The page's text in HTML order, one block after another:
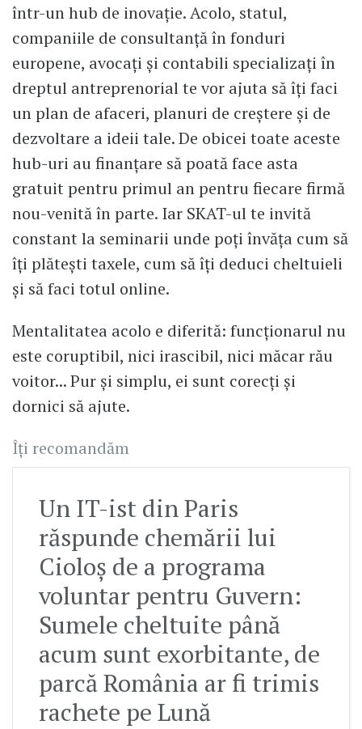
într-un hub de inovație. Acolo, statul,
companiile de consultanță în fonduri
europene, avocați și contabili specializaţi în
dreptul antreprenorial te vor ajuta să îți faci
un plan de afaceri, planuri de creștere și de
dezvoltare a ideii tale. De obicei toate aceste
hub-uri au finanțare să poată face asta
gratuit pentru primul an pentru fiecare firmă
nou-venită în parte. Iar SKAT-ul te invită
constant la seminarii unde poți învăța cum să
îți plătești taxele, cum să îți deduci cheltuieli
și să faci totul online.
Mentalitatea acolo e diferită: funcționarul nu
este coruptibil, nici irascibil, nici măcar rău
voitor... Pur și simplu, ei sunt corecți și
dornici să ajute.
Îți recomandăm
Un IT-ist din Paris
răspunde chemării lui
Cioloș de a programa
voluntar pentru Guvern:
Sumele cheltuite până
acum sunt exorbitante, de
parcă România ar fi trimis
rachete pe Lună